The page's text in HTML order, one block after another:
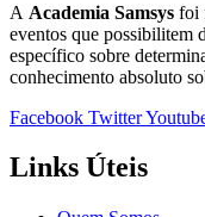
A Academia Samsys foi
eventos que possibilitem
específico sobre
conhecimento absoluto
Facebook Twitter
Links Úteis